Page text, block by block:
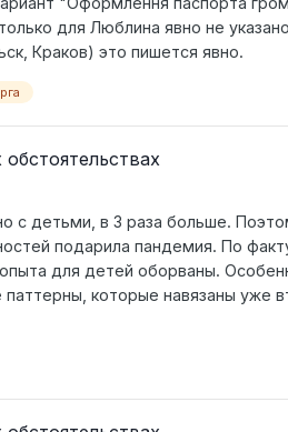
для Люблина явно не
Краков) это пишется явно.
с детьми, в 3 раза больше.
подарила пандемия. По
для детей оборваны.
которые навязаны уже